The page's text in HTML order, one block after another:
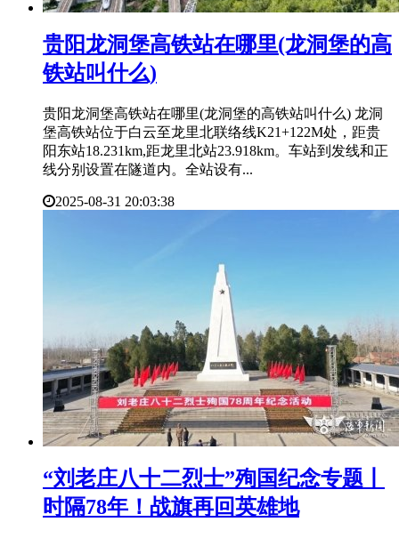
​贵阳龙洞堡高铁站在哪里(龙洞堡的高
铁站叫什么)
贵阳龙洞堡高铁站在哪里(龙洞堡的高铁站叫什么) 龙洞
堡高铁站位于白云至龙里北联络线K21+122M处，距贵
阳东站18.231km,距龙里北站23.918km。车站到发线和正
线分别设置在隧道内。全站设有...
2025-08-31 20:03:38
​“刘老庄八十二烈士”殉国纪念专题丨
时隔78年！战旗再回英雄地